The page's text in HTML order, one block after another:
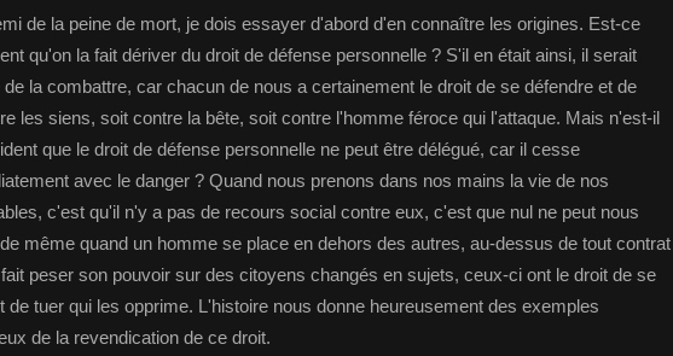
de la peine de mort, je dois essayer d'abord d'en connaître les origines. Est-ce
qu'on la fait dériver du droit de défense personnelle ? S'il en était ainsi, il serait
de la combattre, car chacun de nous a certainement le droit de se défendre et de
les siens, soit contre la bête, soit contre l'homme féroce qui l'attaque. Mais n'est-il
que le droit de défense personnelle ne peut être délégué, car il cesse
avec le danger ? Quand nous prenons dans nos mains la vie de nos
c'est qu'il n'y a pas de recours social contre eux, c'est que nul ne peut nous
même quand un homme se place en dehors des autres, au-dessus de tout contrat
peser son pouvoir sur des citoyens changés en sujets, ceux-ci ont le droit de se
de tuer qui les opprime. L'histoire nous donne heureusement des exemples
de la revendication de ce droit.